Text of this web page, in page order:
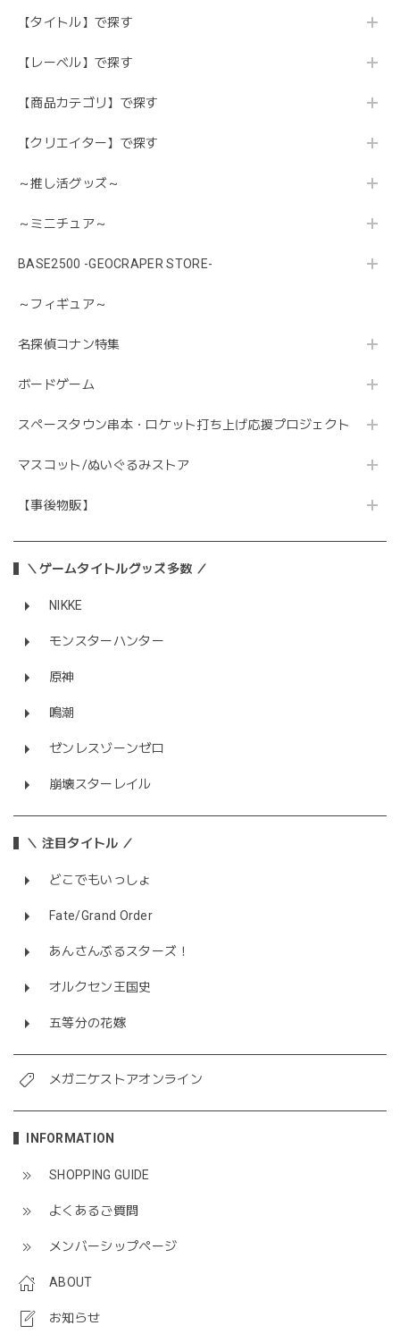
【タイトル】で探す
【レーベル】で探す
【商品カテゴリ】で探す
【クリエイター】で探す
～推し活グッズ～
～ミニチュア～
BASE2500 -GEOCRAPER STORE-
～フィギュア～
名探偵コナン特集
ボードゲーム
スペースタウン串本・ロケット打ち上げ応援プロジェクト
マスコット/ぬいぐるみストア
【事後物販】
＼ゲームタイトルグッズ多数 ／
NIKKE
モンスターハンター
原神
鳴潮
ゼンレスゾーンゼロ
崩壊スターレイル
＼ 注目タイトル ／
どこでもいっしょ
Fate/Grand Order
あんさんぶるスターズ！
オルクセン王国史
五等分の花嫁
メガニケストアオンライン
INFORMATION
SHOPPING GUIDE
よくあるご質問
メンバーシップページ
ABOUT
お知らせ